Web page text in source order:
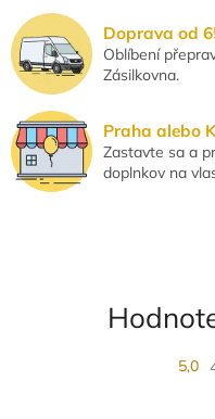
Doprava od
Oblíbení
Zásilkovna.
Praha alebo
Zastavte sa a
doplnkov na
5,0